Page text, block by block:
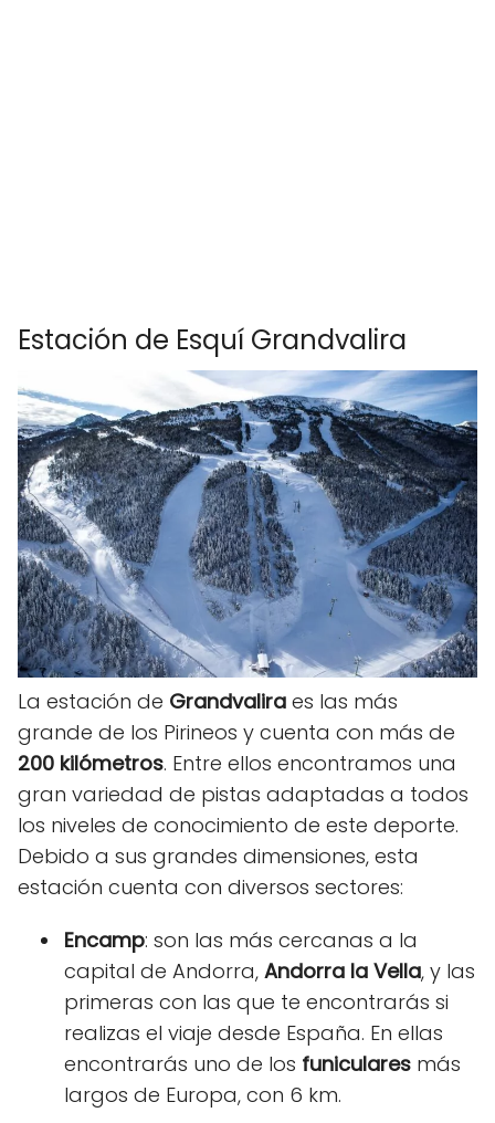
Estación de Esquí Grandvalira
La estación de Grandvalira es las más
grande de los Pirineos y cuenta con más de
200 kilómetros. Entre ellos encontramos una
gran variedad de pistas adaptadas a todos
los niveles de conocimiento de este deporte.
Debido a sus grandes dimensiones, esta
estación cuenta con diversos sectores:
Encamp: son las más cercanas a la
capital de Andorra, Andorra la Vella, y las
primeras con las que te encontrarás si
realizas el viaje desde España. En ellas
encontrarás uno de los funiculares más
largos de Europa, con 6 km.